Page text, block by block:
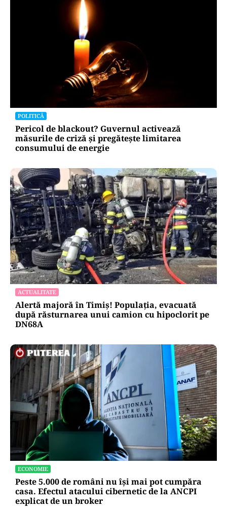
POLITICĂ
Pericol de blackout? Guvernul activează
măsurile de criză și pregătește limitarea
consumului de energie
ACTUALITATE
Alertă majoră în Timiș! Populația, evacuată
după răsturnarea unui camion cu hipoclorit pe
DN68A
ECONOMIE
Peste 5.000 de români nu își mai pot cumpăra
casa. Efectul atacului cibernetic de la ANCPI
explicat de un broker